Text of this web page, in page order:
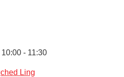
- 11:30
Ling